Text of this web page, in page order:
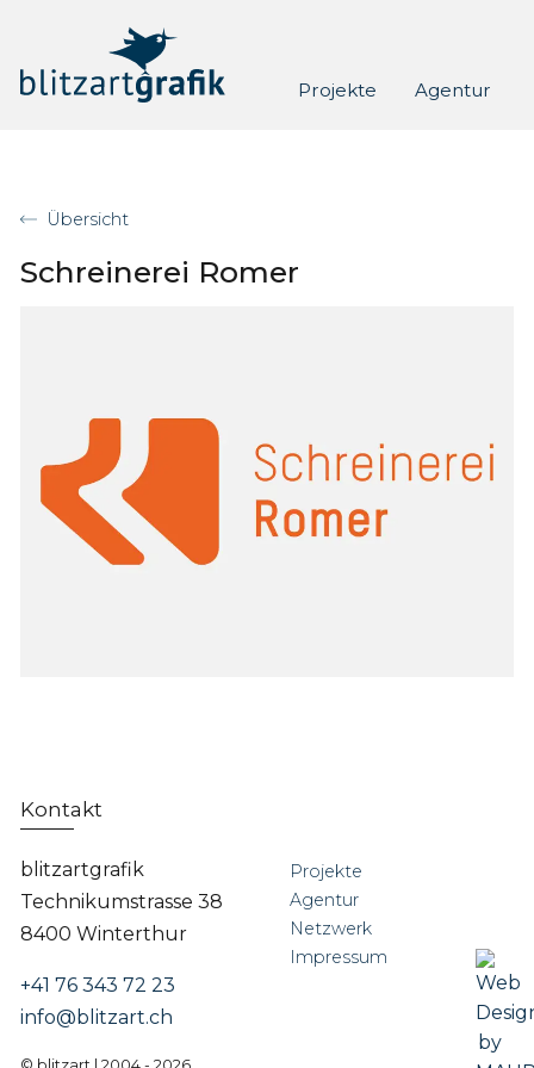
Projekte Agentur
Übersicht
Schreinerei Romer
Kontakt
blitzartgrafik
Technikumstrasse 38
8400 Winterthur
+41 76 343 72 23
info@blitzart.ch
Projekte
Agentur
Netzwerk
Impressum